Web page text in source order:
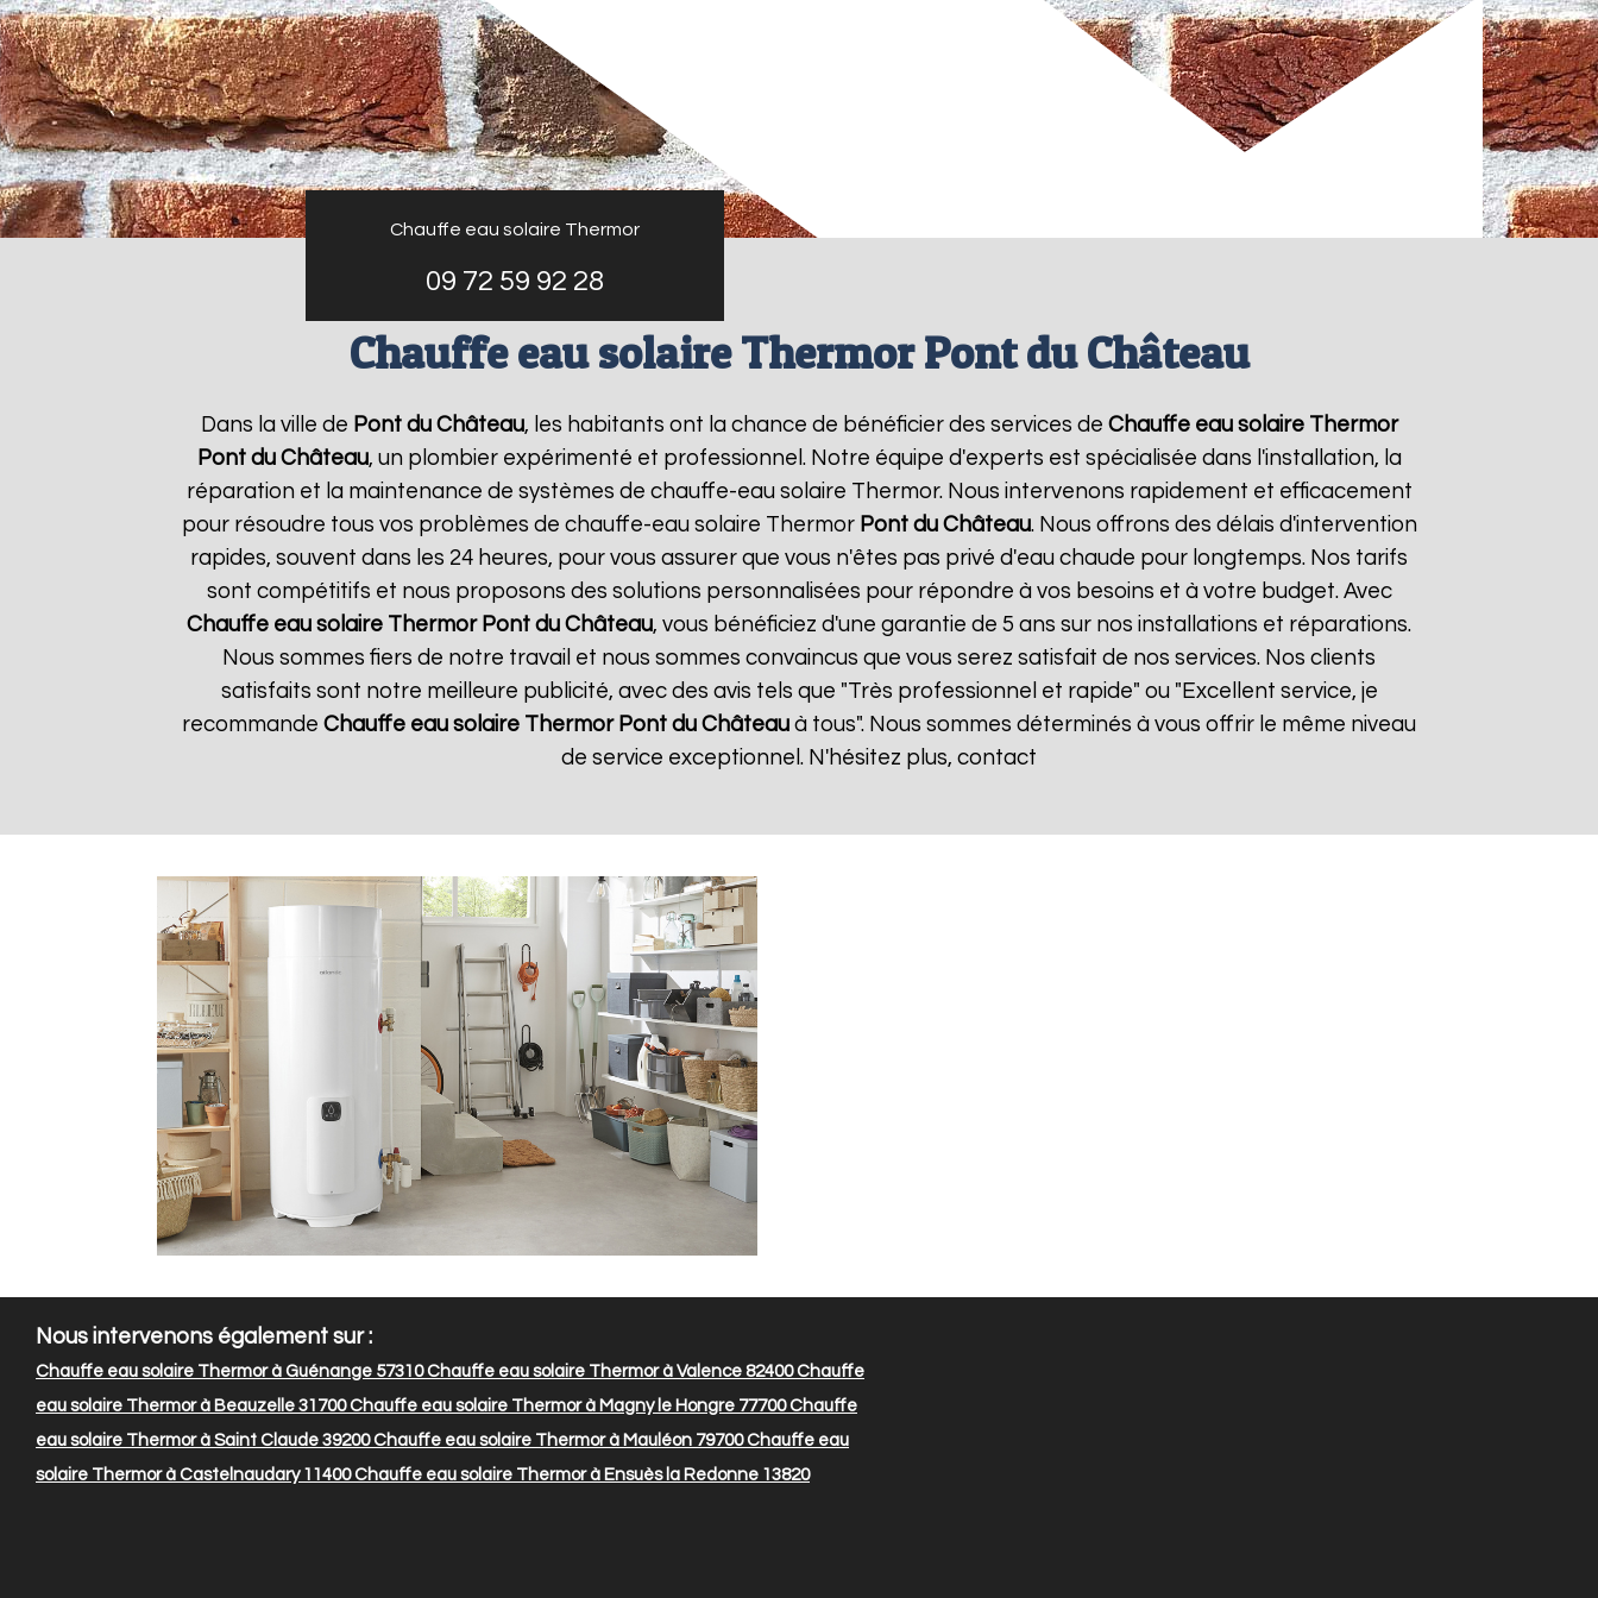
Chauffe eau solaire Thermor
09 72 59 92 28
Chauffe eau solaire Thermor Pont du Château
Dans la ville de Pont du Château, les habitants ont la chance de bénéficier des services de Chauffe eau solaire Thermor
Pont du Château, un plombier expérimenté et professionnel. Notre équipe d'experts est spécialisée dans l'installation, la
réparation et la maintenance de systèmes de chauffe-eau solaire Thermor. Nous intervenons rapidement et efficacement
pour résoudre tous vos problèmes de chauffe-eau solaire Thermor Pont du Château. Nous offrons des délais d'intervention
rapides, souvent dans les 24 heures, pour vous assurer que vous n'êtes pas privé d'eau chaude pour longtemps. Nos tarifs
sont compétitifs et nous proposons des solutions personnalisées pour répondre à vos besoins et à votre budget. Avec
Chauffe eau solaire Thermor Pont du Château, vous bénéficiez d'une garantie de 5 ans sur nos installations et réparations.
Nous sommes fiers de notre travail et nous sommes convaincus que vous serez satisfait de nos services. Nos clients
satisfaits sont notre meilleure publicité, avec des avis tels que "Très professionnel et rapide" ou "Excellent service, je
recommande Chauffe eau solaire Thermor Pont du Château à tous". Nous sommes déterminés à vous offrir le même niveau
de service exceptionnel. N'hésitez plus, contact
Nous intervenons également sur :
Chauffe eau solaire Thermor à Guénange 57310Chauffe eau solaire Thermor à Valence 82400Chauffe
eau solaire Thermor à Beauzelle 31700Chauffe eau solaire Thermor à Magny le Hongre 77700Chauffe
eau solaire Thermor à Saint Claude 39200Chauffe eau solaire Thermor à Mauléon 79700Chauffe eau
solaire Thermor à Castelnaudary 11400Chauffe eau solaire Thermor à Ensuès la Redonne 13820